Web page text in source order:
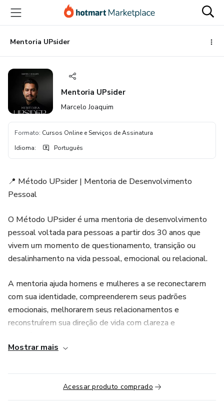
para
conteúdo
principal
para
pagamento
para
rodapé
Mentoria UPsider
Mentoria UPsider
Marcelo Joaquim
Formato: Cursos Online e Serviços de Assinatura
Idioma: Português
📍 Método UPsider | Mentoria de Desenvolvimento
Pessoal
O Método UPsider é uma mentoria de desenvolvimento
pessoal voltada para pessoas a partir dos 30 anos que
vivem um momento de questionamento, transição ou
desalinhamento na vida pessoal, emocional ou relacional.
A mentoria ajuda homens e mulheres a se reconectarem
com sua identidade, compreenderem seus padrões
emocionais, melhorarem seus relacionamentos e
reconstruírem sua direção de vida com clareza e
método estruturado, o UPsider conduz o participante a sair
do automático, tomar decisões mais alinhadas e
transformar a chamada “crise dos 30” em um ponto de
Mostrar mais
Acessar produto comprado